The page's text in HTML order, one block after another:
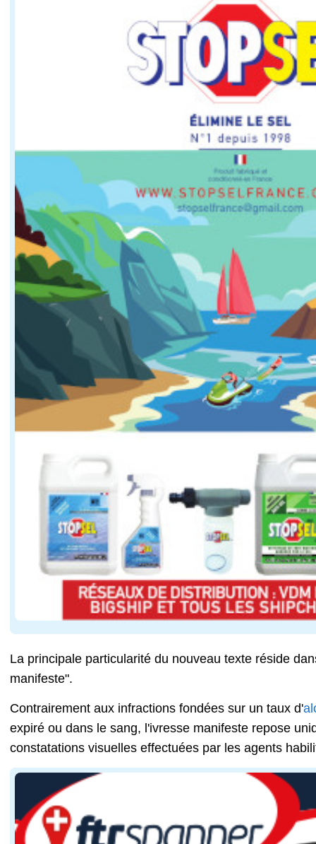
La principale particularité du nouveau texte réside
manifeste".
Contrairement aux infractions fondées sur un taux d'
expiré ou dans le sang, l'ivresse manifeste repose
constatations visuelles effectuées par les agents